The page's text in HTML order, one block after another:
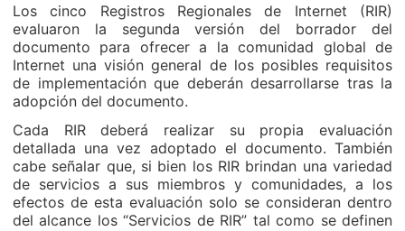
Los cinco Registros Regionales de Internet (RIR)
evaluaron la segunda versión del borrador del
documento para ofrecer a la comunidad global de
Internet una visión general de los posibles requisitos
de implementación que deberán desarrollarse tras la
adopción del documento.
Cada RIR deberá realizar su propia evaluación
detallada una vez adoptado el documento. También
cabe señalar que, si bien los RIR brindan una variedad
de servicios a sus miembros y comunidades, a los
efectos de esta evaluación solo se consideran dentro
del alcance los “Servicios de RIR” tal como se definen